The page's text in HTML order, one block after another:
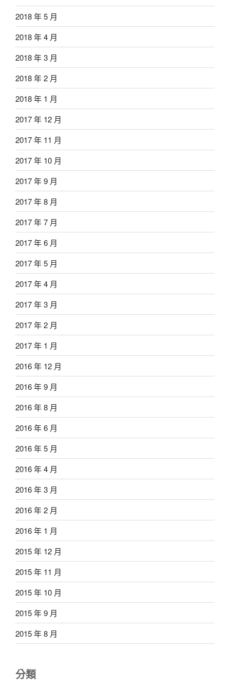
2018 年 5 月
2018 年 4 月
2018 年 3 月
2018 年 2 月
2018 年 1 月
2017 年 12 月
2017 年 11 月
2017 年 10 月
2017 年 9 月
2017 年 8 月
2017 年 7 月
2017 年 6 月
2017 年 5 月
2017 年 4 月
2017 年 3 月
2017 年 2 月
2017 年 1 月
2016 年 12 月
2016 年 9 月
2016 年 8 月
2016 年 6 月
2016 年 5 月
2016 年 4 月
2016 年 3 月
2016 年 2 月
2016 年 1 月
2015 年 12 月
2015 年 11 月
2015 年 10 月
2015 年 9 月
2015 年 8 月
分類